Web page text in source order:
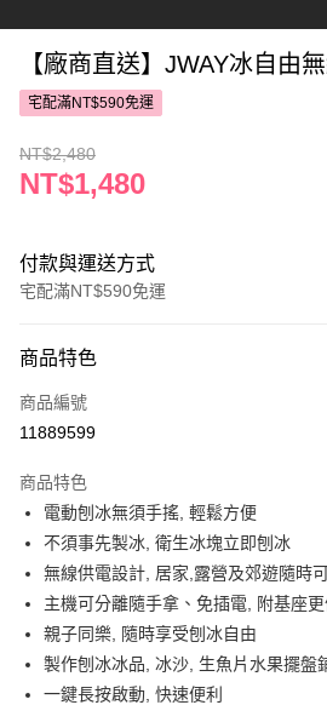
【廠商直送】JWAY冰自由
宅配滿NT$590免運
NT$2,480
NT$1,480
付款與運送方式
宅配滿NT$590免運
POYA支付
信用卡一次付款
Apple Pay
街口支付
悠遊付
Google Pay
AFTEE先享後付
商品特色
商品編號
11889599
商品特色
電動刨冰無須手搖, 輕鬆方便
不須事先製冰, 衛生冰塊立即刨冰
無線供電設計, 居家,露營及郊遊隨時
主機可分離隨手拿、免插電, 附基座
親子同樂, 隨時享受刨冰自由
製作刨冰冰品, 冰沙, 生魚片水果擺盤
一鍵長按啟動, 快速便利